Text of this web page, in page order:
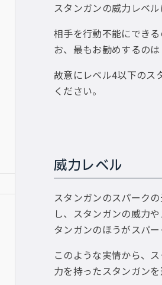
スタンガンの威力レベ
相手を行動不能にでき
お、最もお勧めするのは
故意にレベル4以下のス
ください。
威力レベル
スタンガンのスパーク
し、スタンガンの威力
タンガンのほうがスパー
このような実情から、
力を持ったスタンガンを